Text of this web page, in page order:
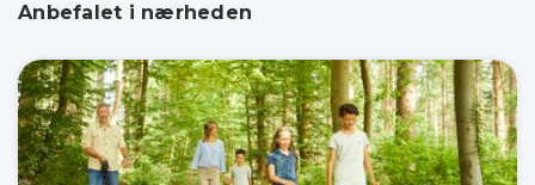
Anbefalet i nærheden